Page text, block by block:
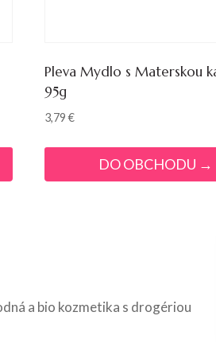
Pleva Mydlo s Materskou
95g
3,79€
DO OBCHODU →
a bio kozmetika s drogériou